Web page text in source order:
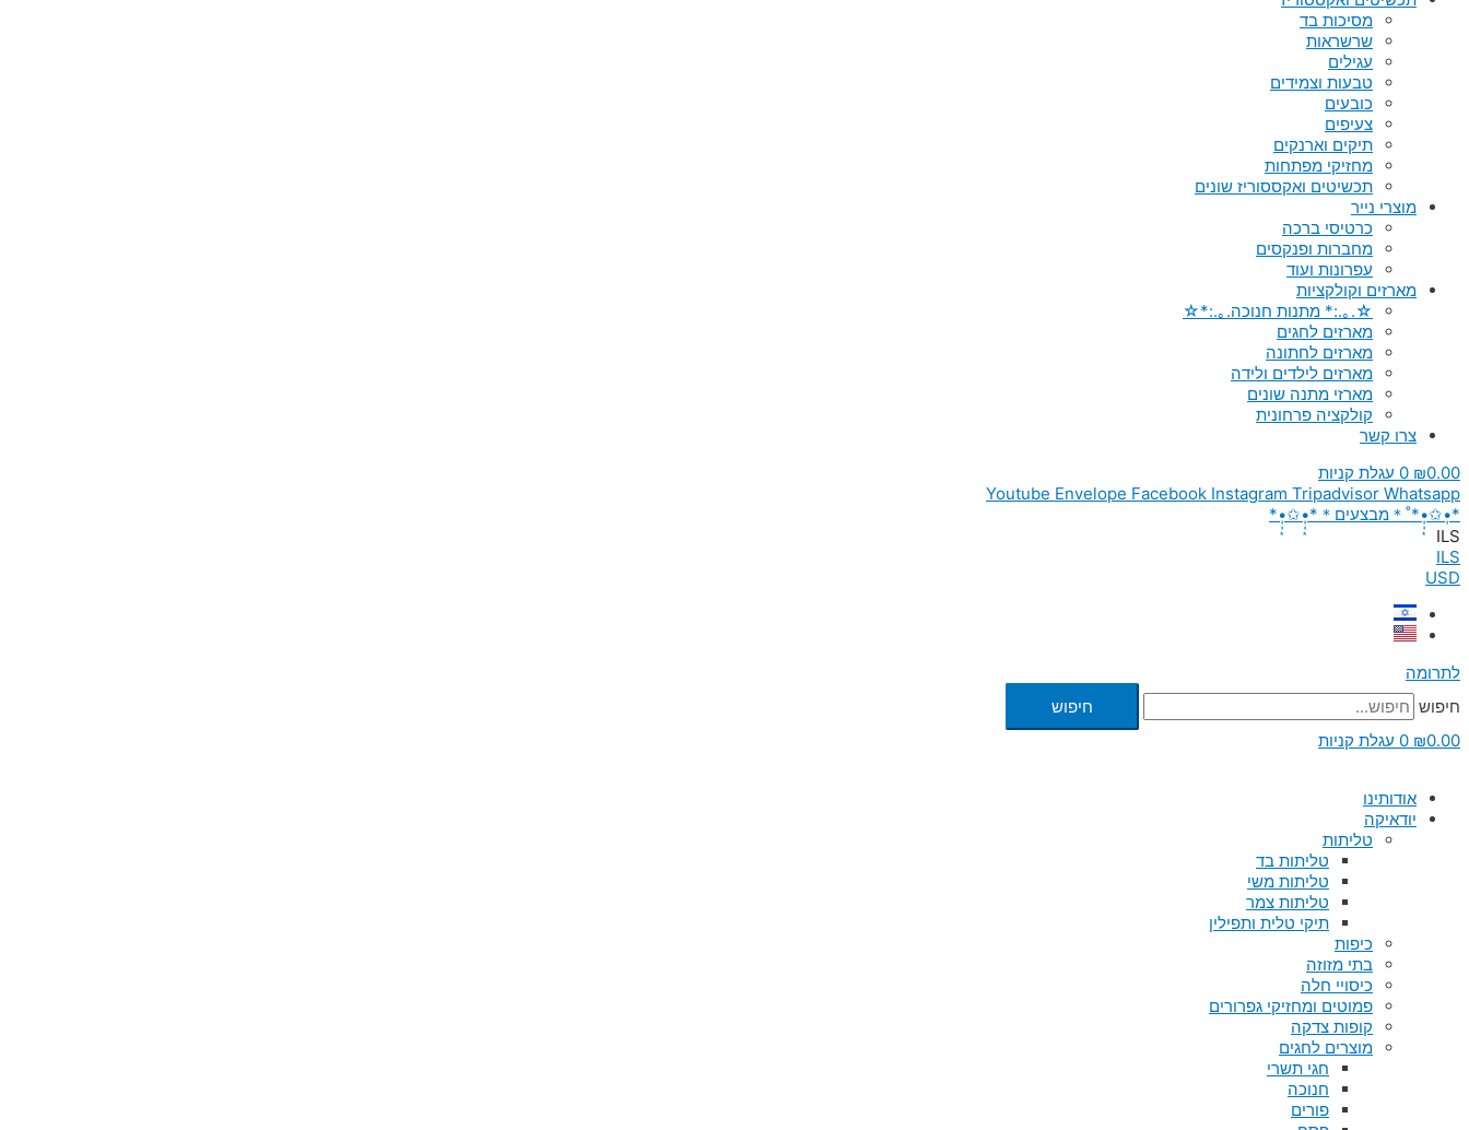
מסיכות בד
שרשראות
עגילים
טבעות וצמידים
כובעים
צעיפים
תיקים וארנקים
מחזיקי מפתחות
תכשיטים ואקססוריז שונים
מוצרי נייר
כרטיסי ברכה
מחברות ופנקסים
עפרונות ועוד
מארזים וקולקציות
☆.｡.:* מתנות חנוכה.｡.:*☆
מארזים לחגים
מארזים לחתונה
מארזים לילדים ולידה
מארזי מתנה שונים
קולקציה פרחונית
צרו קשר
₪0.00
0 עגלת קניות
Youtube Envelope Facebook Instagram Tripadvisor Whatsapp
*•̩̩͙✩•̩̩͙*˚＊מבצעים＊*•̩̩͙✩•̩̩͙*
ILS
ILS
USD
לתרומה
חיפוש
חיפוש
₪0.00
0 עגלת קניות
אודותינו
יודאיקה
טליתות
טליתות בד
טליתות משי
טליתות צמר
תיקי טלית ותפילין
כיפות
בתי מזוזה
כיסויי חלה
פמוטים ומחזיקי גפרורים
קופות צדקה
מוצרים לחגים
חגי תשרי
חנוכה
פורים